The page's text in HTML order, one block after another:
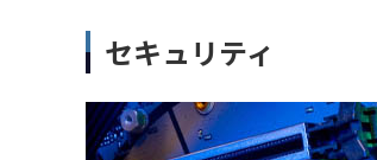
セキュリティ